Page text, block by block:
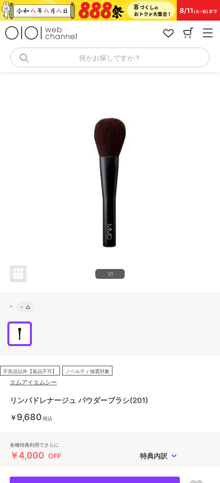
コ
ン
何かお探しですか？
1/1
- - △
不良品以外【返品不可】 ノベルティ抽選対象
エムアイエムシー
リンパドレナージュ パウダーブラシ(201)
￥9,680 税込
各種特典利用でさらに
￥4,000 OFF 特典内訳